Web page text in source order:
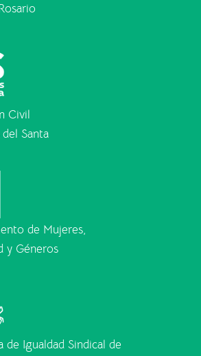
Civil
Santa
de Mujeres,
y Géneros
de Igualdad Sindical de